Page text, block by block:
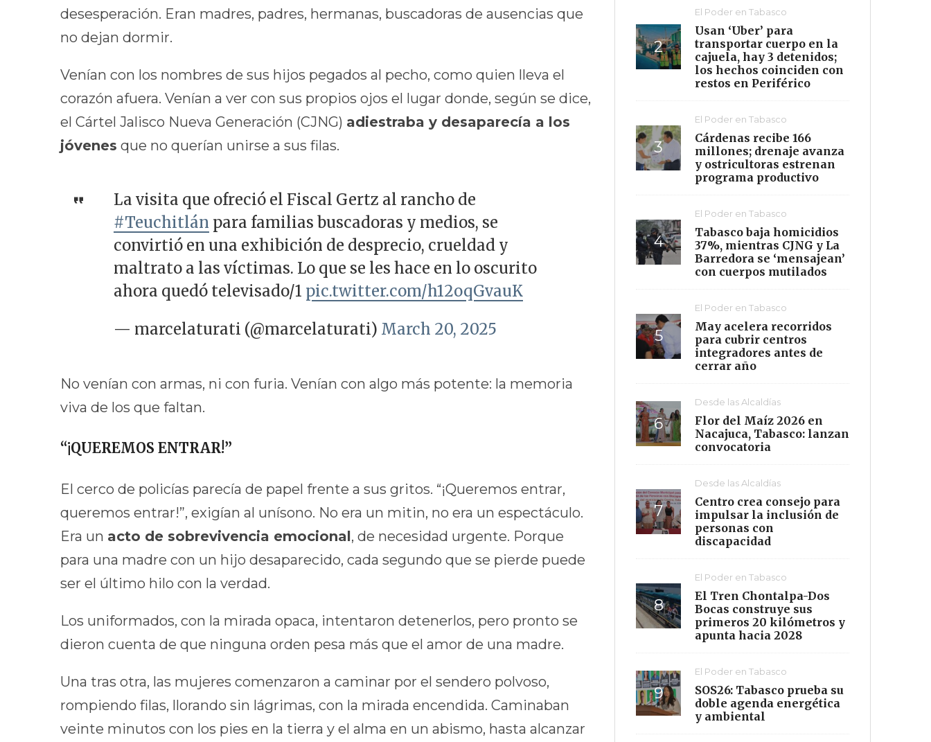
desesperación. Eran madres, padres, hermanas, buscadoras de ausencias que
no dejan dormir.
Venían con los nombres de sus hijos pegados al pecho, como quien lleva el
corazón afuera. Venían a ver con sus propios ojos el lugar donde, según se dice,
el Cártel Jalisco Nueva Generación (CJNG) adiestraba y desaparecía a los
jóvenes que no querían unirse a sus filas.
La visita que ofreció el Fiscal Gertz al rancho de
#Teuchitlán para familias buscadoras y medios, se
convirtió en una exhibición de desprecio, crueldad y
maltrato a las víctimas. Lo que se les hace en lo oscurito
ahora quedó televisado/1 pic.twitter.com/h12oqGvauK
— marcelaturati (@marcelaturati) March 20, 2025
No venían con armas, ni con furia. Venían con algo más potente: la memoria
viva de los que faltan.
“¡QUEREMOS ENTRAR!”
El cerco de policías parecía de papel frente a sus gritos. “¡Queremos entrar,
queremos entrar!”, exigían al unísono. No era un mitin, no era un espectáculo.
Era un acto de sobrevivencia emocional, de necesidad urgente. Porque
para una madre con un hijo desaparecido, cada segundo que se pierde puede
ser el último hilo con la verdad.
Los uniformados, con la mirada opaca, intentaron detenerlos, pero pronto se
dieron cuenta de que ninguna orden pesa más que el amor de una madre.
Una tras otra, las mujeres comenzaron a caminar por el sendero polvoso,
rompiendo filas, llorando sin lágrimas, con la mirada encendida. Caminaban
veinte minutos con los pies en la tierra y el alma en un abismo, hasta alcanzar
El Poder en Tabasco
Usan ‘Uber’ para
transportar cuerpo en la
cajuela, hay 3 detenidos;
los hechos coinciden con
restos en Periférico
El Poder en Tabasco
Cárdenas recibe 166
millones; drenaje avanza
y ostricultoras estrenan
programa productivo
El Poder en Tabasco
Tabasco baja homicidios
37%, mientras CJNG y La
Barredora se ‘mensajean’
con cuerpos mutilados
El Poder en Tabasco
May acelera recorridos
para cubrir centros
integradores antes de
cerrar año
Desde las Alcaldías
Flor del Maíz 2026 en
Nacajuca, Tabasco: lanzan
convocatoria
Desde las Alcaldías
Centro crea consejo para
impulsar la inclusión de
personas con
discapacidad
El Poder en Tabasco
El Tren Chontalpa-Dos
Bocas construye sus
primeros 20 kilómetros y
apunta hacia 2028
El Poder en Tabasco
SOS26: Tabasco prueba su
doble agenda energética
y ambiental